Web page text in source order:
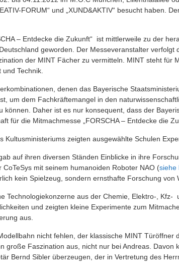
FORUM“ und „XUND&AKTIV“ besucht haben.
– Entdecke die Zukunft“ ist mittlerweile zu der
geworden. Der Messeveranstalter verfolgt
der MINT Fächer zu vermitteln. MINT steht für
Technik.
denen das Bayerische
um dem Fachkräftemangel in den
können. Daher ist es nur konsequent, dass der
für die Mitmachmesse „FORSCHA – Entdecke die
Kultusministeriums zeigten ausgewählte Schulen
auf ihren diversen Ständen Einblicke in ihre
CoTeSys mit seinem humanoiden Roboter NAO (siehe
kein Spielzeug, sondern ernsthafte Forschung von
Technologiekonzerne aus der Chemie, Elektro-,
und zeigten kleine Experimente zum
aus.
nicht fehlen, der klassische MINT Türöffner
große Faszination aus, nicht nur bei Andreas. Davon
Bernd Sibler überzeugen, der in Vertretung des